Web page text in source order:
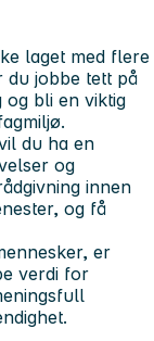
laget med flere
du jobbe tett på
og bli en viktig
du ha en
og
innen
og få
er
verdi for